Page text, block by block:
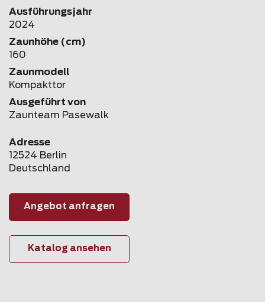
Ausführungsjahr
2024
Zaunhöhe (cm)
160
Zaunmodell
Kompakttor
Ausgeführt von
Zaunteam Pasewalk
Adresse
12524 Berlin
Deutschland
Angebot anfragen
Katalog ansehen